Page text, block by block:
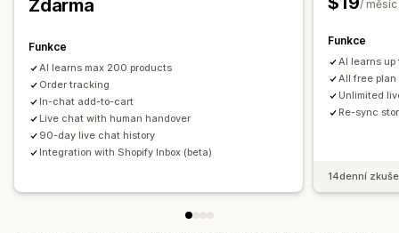
Upselling
Přizpůsobení
Barva a písmo
Emoji a nálepky
Uvítací zprávy
Tlačítka chatu Označování štítky
Avatar agenta
Zdarma
Funkce
AI learns max 200 products
Order tracking
In-chat add-to-cart
Live chat with human handover
90-day live chat history
Integration with Shopify Inbox (beta)
/ měsíc
Funkce
AI learns
All free
Unlimited
Re-sync
14denní